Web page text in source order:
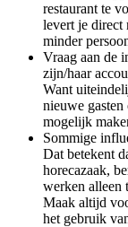
restaurant te
levert je direct
minder
Vraag aan de
zijn/haar
Want
nieuwe
mogelijk
Sommige
Dat betekent
horecazaak,
werken alleen
Maak altijd
het gebruik